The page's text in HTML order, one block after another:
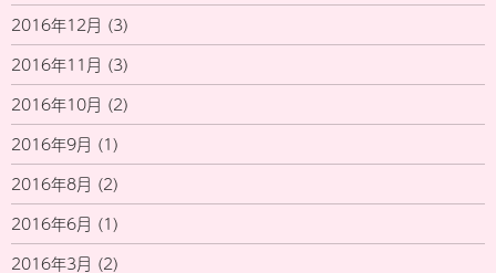
2016年12月 (3)
2016年11月 (3)
2016年10月 (2)
2016年9月 (1)
2016年8月 (2)
2016年6月 (1)
2016年3月 (2)